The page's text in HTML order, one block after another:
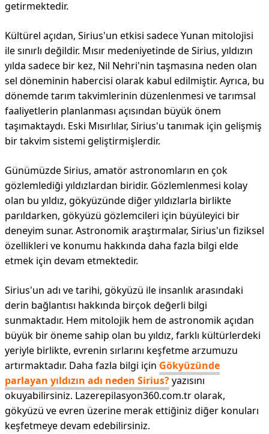
getirmektedir.
Kültürel açıdan, Sirius'un etkisi sadece Yunan mitolojisi
ile sınırlı değildir. Mısır medeniyetinde de Sirius, yıldızın
yılda sadece bir kez, Nil Nehri'nin taşmasına neden olan
sel döneminin habercisi olarak kabul edilmiştir. Ayrıca, bu
dönemde tarım takvimlerinin düzenlenmesi ve tarımsal
faaliyetlerin planlanması açısından büyük önem
taşımaktaydı. Eski Mısırlılar, Sirius'u tanımak için gelişmiş
bir takvim sistemi geliştirmişlerdir.
Günümüzde Sirius, amatör astronomların en çok
gözlemlediği yıldızlardan biridir. Gözlemlenmesi kolay
olan bu yıldız, gökyüzünde diğer yıldızlarla birlikte
parıldarken, gökyüzü gözlemcileri için büyüleyici bir
deneyim sunar. Astronomik araştırmalar, Sirius'un fiziksel
özellikleri ve konumu hakkında daha fazla bilgi elde
etmek için devam etmektedir.
Sirius'un adı ve tarihi, gökyüzü ile insanlık arasındaki
derin bağlantısı hakkında birçok değerli bilgi
sunmaktadır. Hem mitolojik hem de astronomik açıdan
büyük bir öneme sahip olan bu yıldız, farklı kültürlerdeki
yeriyle birlikte, evrenin sırlarını keşfetme arzumuzu
artırmaktadır. Daha fazla bilgi için Gökyüzünde
parlayan yıldızın adı neden Sirius?yazısını
okuyabilirsiniz. Lazerepilasyon360.com.tr olarak,
gökyüzü ve evren üzerine merak ettiğiniz diğer konuları
keşfetmeye devam edebilirsiniz.